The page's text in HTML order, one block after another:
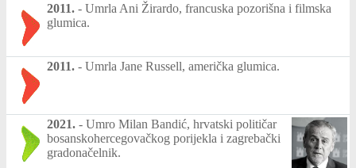
2011. - Umrla Ani Žirardo, francuska pozorišna i filmska
glumica.
2011. - Umrla Jane Russell, američka glumica.
2021. - Umro Milan Bandić, hrvatski političar
bosanskohercegovačkog porijekla i zagrebački
gradonačelnik.